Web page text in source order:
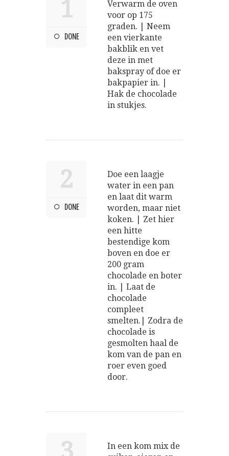
1
DONE
Verwarm de oven
voor op 175
graden. | Neem
een vierkante
bakblik en vet
deze in met
bakspray of doe er
bakpapier in. |
Hak de chocolade
in stukjes.
2
DONE
Doe een laagje
water in een pan
en laat dit warm
worden, maar niet
koken. | Zet hier
een hitte
bestendige kom
boven en doe er
200 gram
chocolade en boter
in. | Laat de
chocolade
compleet
smelten.| Zodra de
chocolade is
gesmolten haal de
kom van de pan en
roer even goed
door.
In een kom mix de